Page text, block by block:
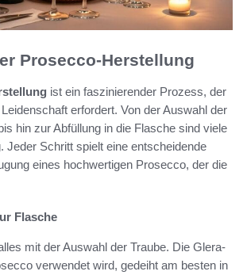
Prosecco-Herstellung
ist ein faszinierender Prozess, der
erfordert. Von der Auswahl der
hin zur Abfüllung in die Flasche sind viele
Jeder Schritt spielt eine entscheidende
eines hochwertigen Prosecco, der die
Flasche
mit der Auswahl der Traube. Die Glera-
verwendet wird, gedeiht am besten in